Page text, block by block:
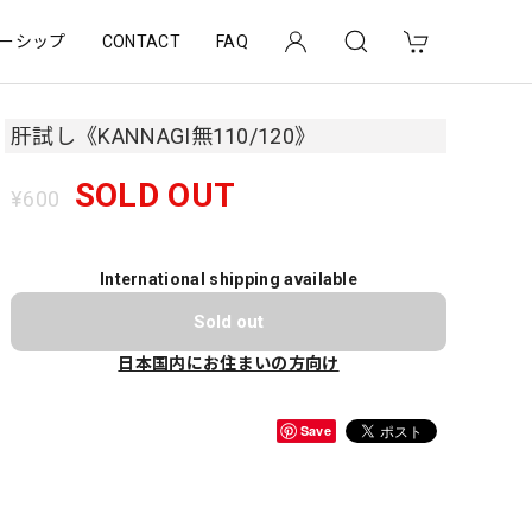
シップ CONTACT FAQ
肝試し《KANNAGI無110/120》
¥600 SOLD OUT
International shipping available
Sold out
日本国内にお住まいの方向け
Save